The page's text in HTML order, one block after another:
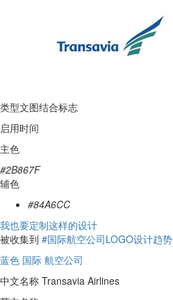
类型文图结合标志
启用时间
主色
#2B867F
辅色
#84A6CC
我也要定制这样的设计
被收集到 #国际航空公司LOGO设计趋势
蓝色 国际 航空公司
中文名称 Transavia Airlines